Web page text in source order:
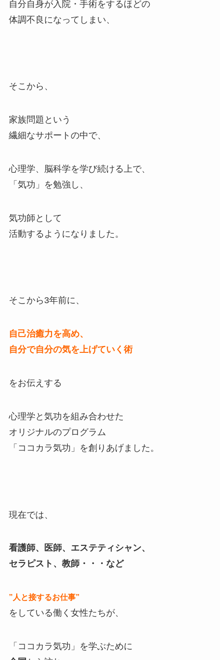
自分自身が入院・手術をするほどの
体調不良になってしまい、
そこから、
家族問題という
繊細なサポートの中で、
心理学、脳科学を学び続ける上で、
「気功」を勉強し、
気功師として
活動するようになりました。
そこから3年前に、
自己治癒力を高め、
自分で自分の気を上げていく術
をお伝えする
心理学と気功を組み合わせた
オリジナルのプログラム
「ココカラ気功」を創りあげました。
現在では、
看護師、医師、エステティシャン、
セラピスト、教師・・・など
”人と接するお仕事”
をしている働く女性たちが、
「ココカラ気功」を学ぶために